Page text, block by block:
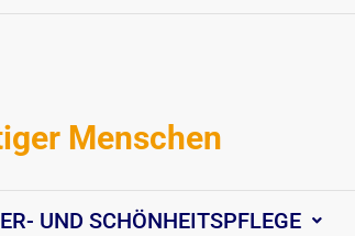
Menschen
UND SCHÖNHEITSPFLEGE